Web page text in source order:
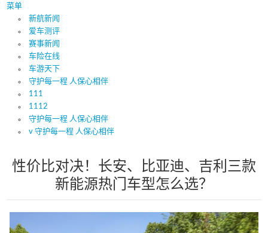
菜单
新航新闻
爱车测评
赛事新闻
车险在线
车游天下
守护每一程 人保心相伴
111
1112
守护每一程 人保心相伴
v 守护每一程 人保心相伴
性价比对决！长安、比亚迪、吉利三款
新能源热门车型怎么选？